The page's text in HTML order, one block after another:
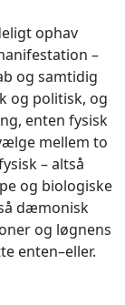
ophav
–
og samtidig
og politisk, og
enten fysisk
mellem to
– altså
og biologiske
dæmonisk
og løgnens
enten–eller.